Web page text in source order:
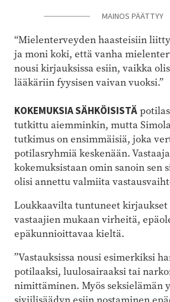
MAINOS PÄÄTTYY
“Mielenterveyden haasteisiin
ja moni koki, että vanha
nousi kirjauksissa esiin, vaikka
lääkäriin fyysisen vaivan vuoksi.”
KOKEMUKSIA SÄHKÖISISTÄ
tutkittu aiemminkin, mutta
tutkimus on ensimmäisiä, joka
potilasryhmiä keskenään.
kokemuksistaan omin sanoin sen
olisi annettu valmiita
Loukkaavilta tuntuneet kirjaukset
vastaajien mukaan virheitä,
epäkunnioittavaa kieltä.
”Vastauksissa nousi esimerkiksi
potilaaksi, luulosairaaksi tai
nimittäminen. Myös seksielämän